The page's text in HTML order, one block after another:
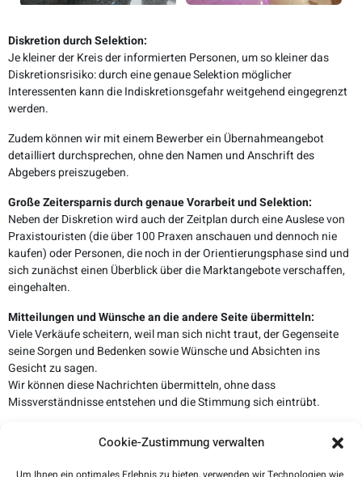
Cookie-Zustimmung verwalten
Diskretion durch Selektion:
Je kleiner der Kreis der informierten Personen, um so kleiner das
Diskretionsrisiko: durch eine genaue Selektion möglicher
Interessenten kann die Indiskretionsgefahr weitgehend eingegrenzt
werden.
Zudem können wir mit einem Bewerber ein Übernahmeangebot
detailliert durchsprechen, ohne den Namen und Anschrift des
Abgebers preiszugeben.
Große Zeitersparnis durch genaue Vorarbeit und Selektion:
Neben der Diskretion wird auch der Zeitplan durch eine Auslese von
Praxistouristen (die über 100 Praxen anschauen und dennoch nie
kaufen) oder Personen, die noch in der Orientierungsphase sind und
sich zunächst einen Überblick über die Marktangebote verschaffen,
eingehalten.
Mitteilungen und Wünsche an die andere Seite übermitteln:
Viele Verkäufe scheitern, weil man sich nicht traut, der Gegenseite
seine Sorgen und Bedenken sowie Wünsche und Absichten ins
Gesicht zu sagen.
Wir können diese Nachrichten übermitteln, ohne dass
Missverständnisse entstehen und die Stimmung sich eintrübt.